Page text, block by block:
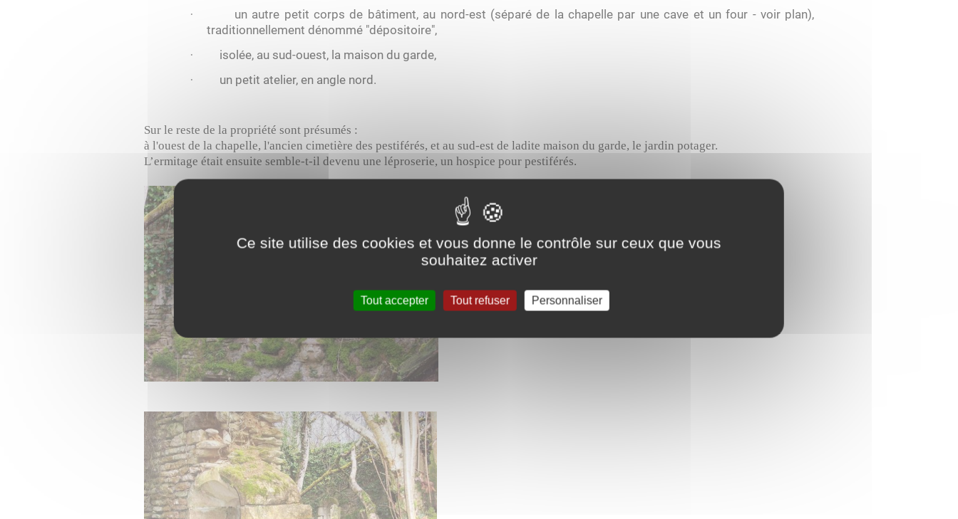
· un autre petit corps de bâtiment, au nord-est (séparé de la chapelle par une cave et un four - voir plan),
traditionnellement dénommé "dépositoire",
· isolée, au sud-ouest, la maison du garde,
· un petit atelier, en angle nord.
Sur le reste de la propriété sont présumés :
à l'ouest de la chapelle, l'ancien cimetière des pestiférés, et au sud-est de ladite maison du garde, le jardin potager.
L’ermitage était ensuite semble-t-il devenu une léproserie, un hospice pour pestiférés.
Ce site utilise des cookies et vous donne le contrôle sur ceux que vous
souhaitez activer
Tout accepter Tout refuser Personnaliser